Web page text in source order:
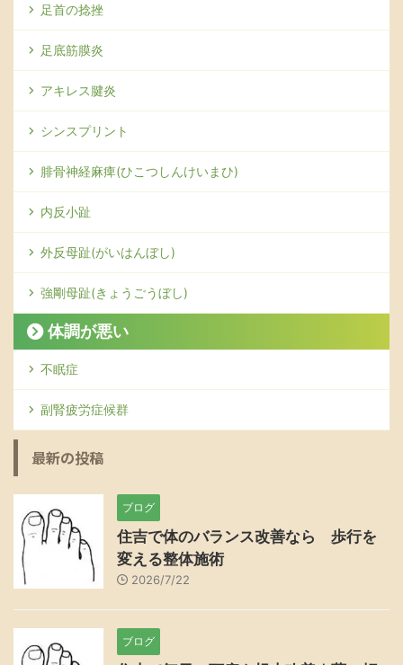
足首の捻挫
足底筋膜炎
アキレス腱炎
シンスプリント
腓骨神経麻痺(ひこつしんけいまひ)
内反小趾
外反母趾(がいはんぼし)
強剛母趾(きょうごうぼし)
体調が悪い
不眠症
副腎疲労症候群
最新の投稿
ブログ
住吉で体のバランス改善なら 歩行を
変える整体施術
2026/7/22
ブログ